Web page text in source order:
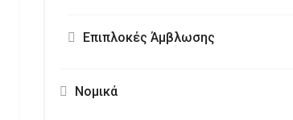
Επιπλοκές Άμβλωσης
Νομικά